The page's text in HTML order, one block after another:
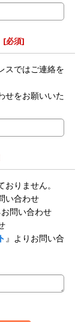
[必須]
スではご連絡を
せをお願いいた
りません。
い合わせ
問い合わせ
』よりお問い合